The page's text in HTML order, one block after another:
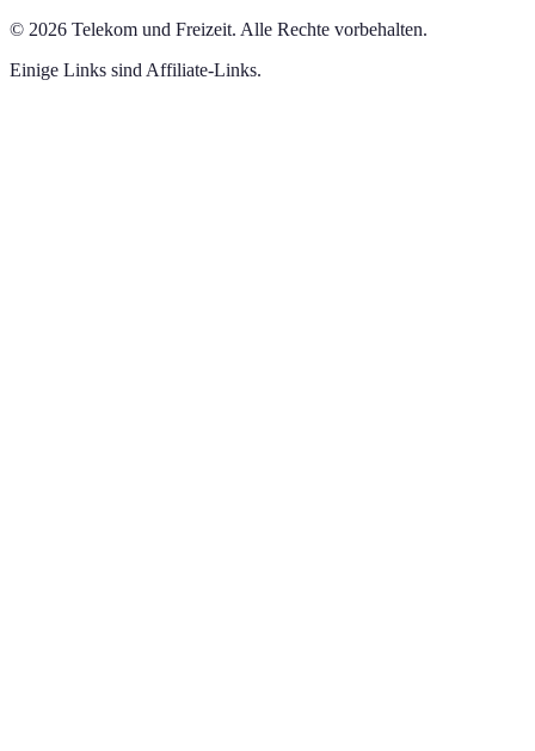
© 2026 Telekom und Freizeit. Alle Rechte vorbehalten.
Einige Links sind Affiliate-Links.